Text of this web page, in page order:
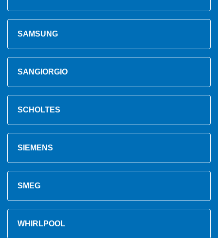
SAMSUNG
SANGIORGIO
SCHOLTES
SIEMENS
SMEG
WHIRLPOOL